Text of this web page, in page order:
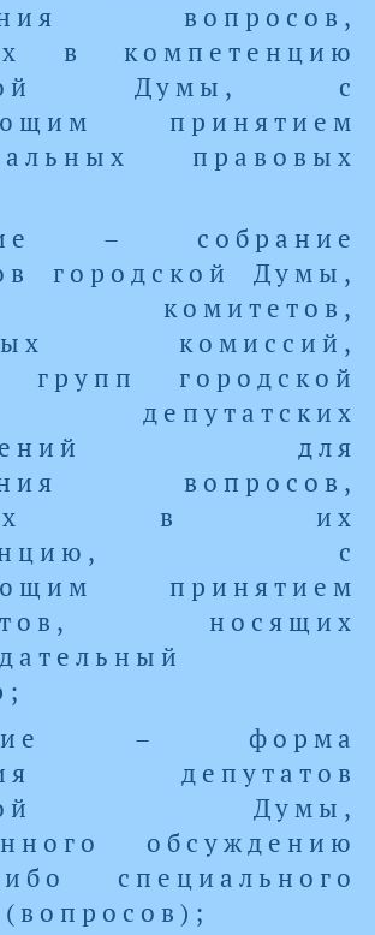
вопросов,
в компетенцию
Думы, с
принятием
правовых
– собрание
городской Думы,
комитетов,
комиссий,
групп городской
депутатских
для
вопросов,
в их
с
принятием
носящих
– форма
депутатов
Думы,
обсуждению
специального